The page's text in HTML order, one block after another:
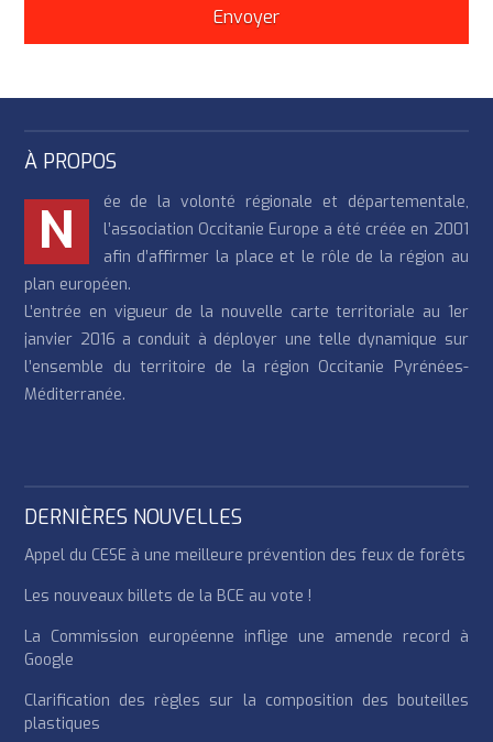
À PROPOS
N
ée de la volonté régionale et départementale,
l’association Occitanie Europe a été créée en 2001
afin d’affirmer la place et le rôle de la région au
plan européen.
L’entrée en vigueur de la nouvelle carte territoriale au 1er
janvier 2016 a conduit à déployer une telle dynamique sur
l’ensemble du territoire de la région Occitanie Pyrénées-
Méditerranée.
DERNIÈRES NOUVELLES
Appel du CESE à une meilleure prévention des feux de forêts
Les nouveaux billets de la BCE au vote !
La Commission européenne inflige une amende record à
Google
Clarification des règles sur la composition des bouteilles
plastiques